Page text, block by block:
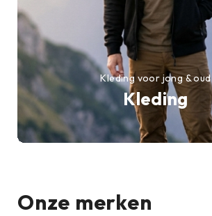
Kleding
Kleding voor jong & oud
Onze merken